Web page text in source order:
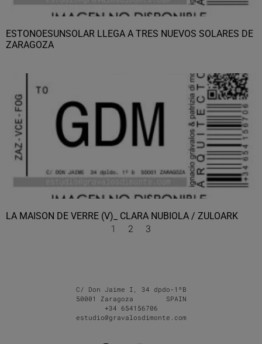
ESTONOESUNSOLAR LLEGA A TRES NUEVOS SOLARES DE
ZARAGOZA
LA MAISON DE VERRE (V)_ CLARA NUBIOLA / ZULOARK
1 2 3
C/ Don Jaime I, 34 dpdo-1ºB
50001 Zaragoza SPAIN
+34 654156706
estudio@gravalosdimonte.com